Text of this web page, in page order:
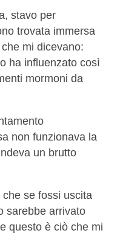
stavo per
trovata immersa
mi dicevano:
ha influenzato così
mormoni da
non funzionava la
un brutto
se fossi uscita
sarebbe arrivato
questo è ciò che mi